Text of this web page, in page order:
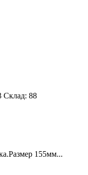
Склад: 88
155мм...